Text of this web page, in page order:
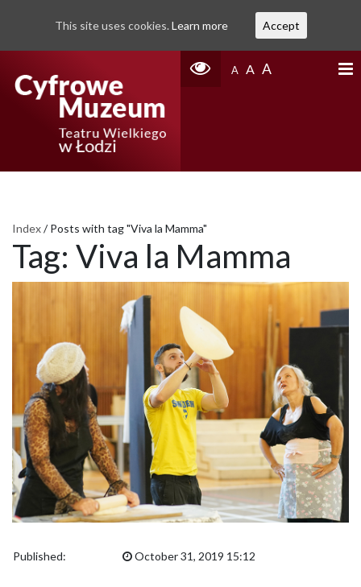
A A A
Index/ Posts with tag "Viva la Mamma"
Tag: Viva la Mamma
Published: October 31, 2019 15:12
This site uses cookies. Learn more Accept